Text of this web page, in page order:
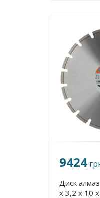
9424
Диск
х 3,2 х 10